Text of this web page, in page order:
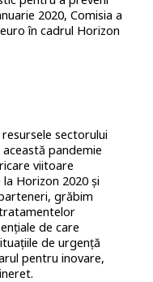
2020, Comisia a
în cadrul Horizon
sectorului
pandemie
viitoare
Horizon 2020 și
grăbim
de care
de urgență
pentru inovare,